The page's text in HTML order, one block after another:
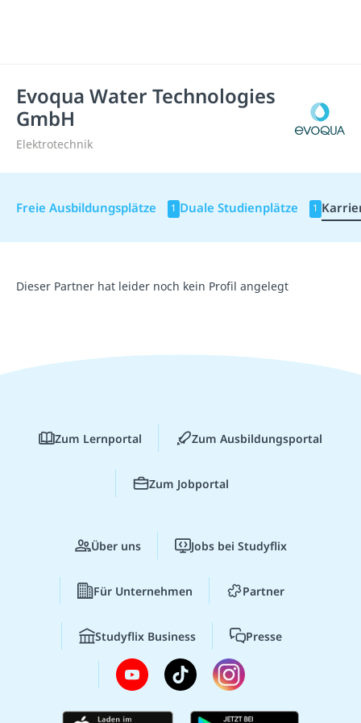
Evoqua Water Technologies
GmbH
Elektrotechnik
Freie Ausbildungsplätze 1 Duale Studienplätze 1
Dieser Partner hat leider noch kein Profil angelegt
Zum Lernportal Zum Ausbildungsportal
Zum Jobportal
Über uns Jobs bei Studyflix
Für Unternehmen Partner
Studyflix Business Presse